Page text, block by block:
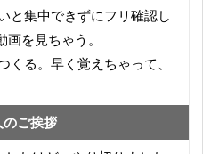
と集中できずにフリ確認し
を見ちゃう。
くる。早く覚えちゃって、
のご挨拶